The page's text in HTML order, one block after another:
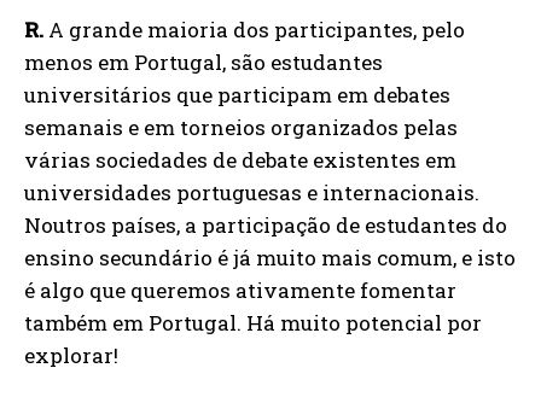
R. A grande maioria dos participantes, pelo
menos em Portugal, são estudantes
universitários que participam em debates
semanais e em torneios organizados pelas
várias sociedades de debate existentes em
universidades portuguesas e internacionais.
Noutros países, a participação de estudantes do
ensino secundário é já muito mais comum, e isto
é algo que queremos ativamente fomentar
também em Portugal. Há muito potencial por
explorar!